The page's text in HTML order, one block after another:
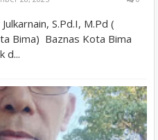
S.Pd.I, M.Pd (
Bima) Baznas Kota Bima
d...